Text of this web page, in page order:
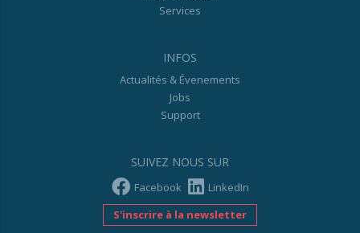
Services
INFOS
Actualités & Évenements
Jobs
Support
SUIVEZ NOUS SUR
Facebook
LinkedIn
S'inscrire à la newsletter